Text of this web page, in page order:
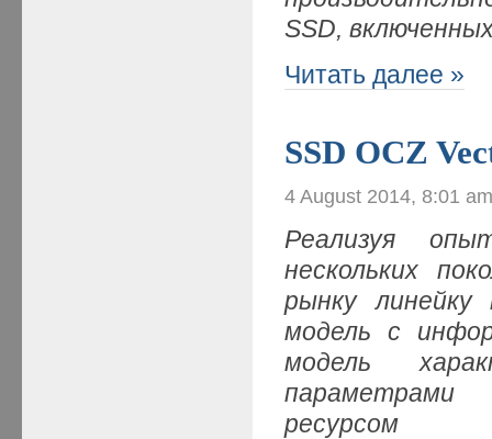
SSD,
Читать далее »
SSD OCZ
4 August 2014, 8:01
Реализуя
нескольких
рынку
модель с
модель
параметрами
ресурсом